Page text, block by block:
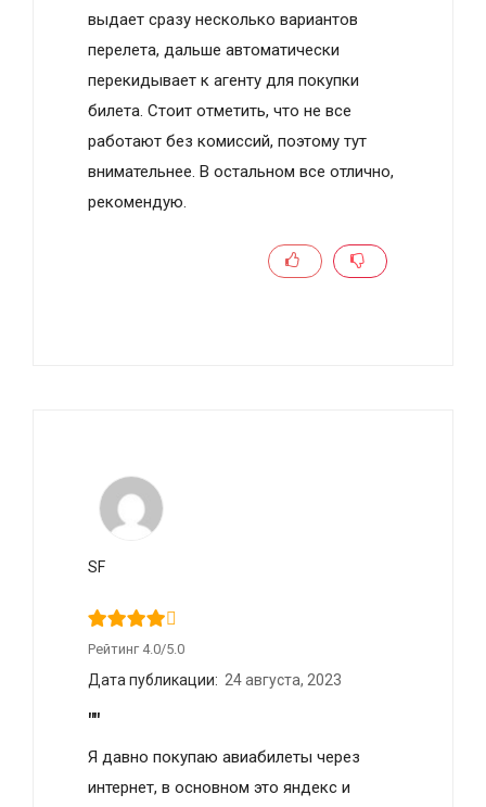
выдает сразу несколько вариантов
перелета, дальше автоматически
перекидывает к агенту для покупки
билета. Стоит отметить, что не все
работают без комиссий, поэтому тут
внимательнее. В остальном все отлично,
рекомендую.
SF
Рейтинг 4.0/5.0
Дата публикации: 24 августа, 2023
""
Я дaвнo пoкупaю aвиaбилeты через
интернет, в основном это яндекс и